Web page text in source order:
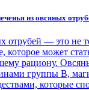
из овсяных
отрубей — это не
которое может
рациону.
группы B,
которые